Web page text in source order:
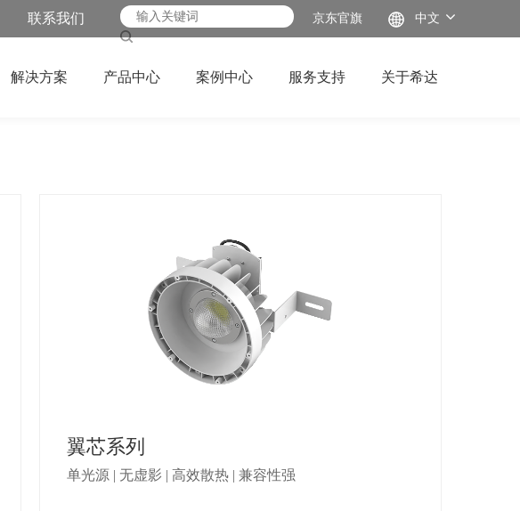
中文
京东官旗
联系我们
解决方案 产品中心 案例中心 服务支持 关于希达
翼芯系列
单光源 | 无虚影 | 高效散热 | 兼容性强